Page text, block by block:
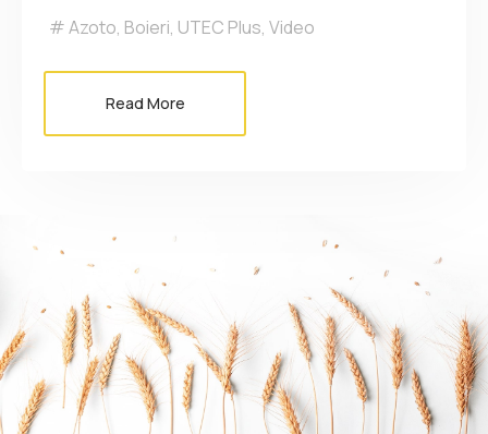
Azoto, Boieri, UTEC Plus, Video
Read More